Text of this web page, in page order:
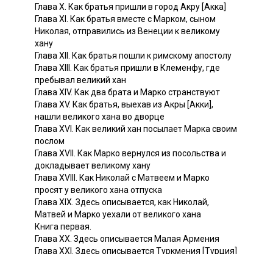
Глава X. Как братья пришли в город Акру [Акка]
Глава XI. Как братья вместе с Марком, сыном
Николая, отправились из Венеции к великому
хану
Глава XII. Как братья пошли к римскому апостолу
Глава XIII. Как братья пришли в Клеменфу, где
пребывал великий хан
Глава XIV. Как два брата и Марко странствуют
Глава XV. Как братья, выехав из Акры [Акки],
нашли великого хана во дворце
Глава XVI. Как великий хан посылает Марка своим
послом
Глава XVII. Как Марко вернулся из посольства и
докладывает великому хану
Глава XVIII. Как Николай с Матвеем и Марко
просят у великого хана отпуска
Глава XIX. Здесь описывается, как Николай,
Матвей и Марко уехали от великого хана
Книга первая.
Глава XX. Здесь описывается Малая Армения
Глава XXI. Здесь описывается Туркмения [Турция]